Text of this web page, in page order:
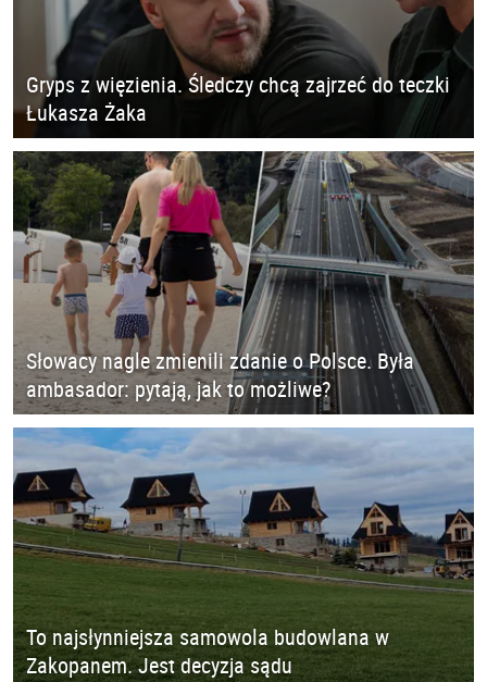
Gryps z więzienia. Śledczy chcą zajrzeć do teczki
Łukasza Żaka
Słowacy nagle zmienili zdanie o Polsce. Była
ambasador: pytają, jak to możliwe?
To najsłynniejsza samowola budowlana w
Zakopanem. Jest decyzja sądu